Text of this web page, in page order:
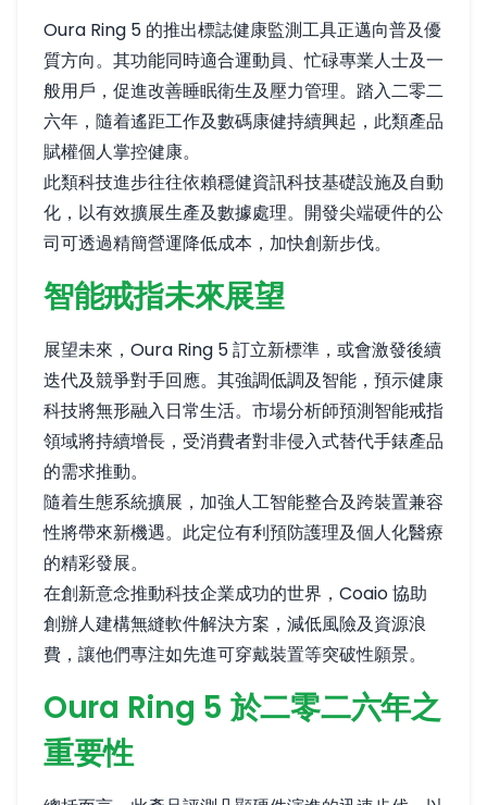
Oura Ring 5 的推出標誌健康監測工具正邁向普及優
質方向。其功能同時適合運動員、忙碌專業人士及一
般用戶，促進改善睡眠衛生及壓力管理。踏入二零二
六年，隨着遙距工作及數碼康健持續興起，此類產品
賦權個人掌控健康。
此類科技進步往往依賴穩健資訊科技基礎設施及自動
化，以有效擴展生產及數據處理。開發尖端硬件的公
司可透過精簡營運降低成本，加快創新步伐。
智能戒指未來展望
展望未來，Oura Ring 5 訂立新標準，或會激發後續
迭代及競爭對手回應。其強調低調及智能，預示健康
科技將無形融入日常生活。市場分析師預測智能戒指
領域將持續增長，受消費者對非侵入式替代手錶產品
的需求推動。
隨着生態系統擴展，加強人工智能整合及跨裝置兼容
性將帶來新機遇。此定位有利預防護理及個人化醫療
的精彩發展。
在創新意念推動科技企業成功的世界，Coaio 協助
創辦人建構無縫軟件解決方案，減低風險及資源浪
費，讓他們專注如先進可穿戴裝置等突破性願景。
Oura Ring 5 於二零二六年之
重要性